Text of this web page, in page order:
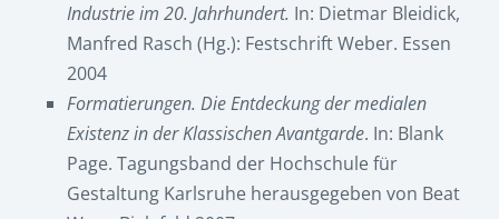
Industrie im 20. Jahrhundert. In: Dietmar Bleidick,
Manfred Rasch (Hg.): Festschrift Weber. Essen
2004
Formatierungen. Die Entdeckung der medialen
Existenz in der Klassischen Avantgarde. In: Blank
Page. Tagungsband der Hochschule für
Gestaltung Karlsruhe herausgegeben von Beat